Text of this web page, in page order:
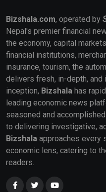
Bizshala.com, operated by
Nepal's premier financial
the economy, capital
financial institutions,
insurance, tourism, the
delivers fresh, in-depth,
inception, Bizshala has
leading economic news
seasoned and
to delivering investigative,
Bizshala approaches every
economic lens, catering to
readers.